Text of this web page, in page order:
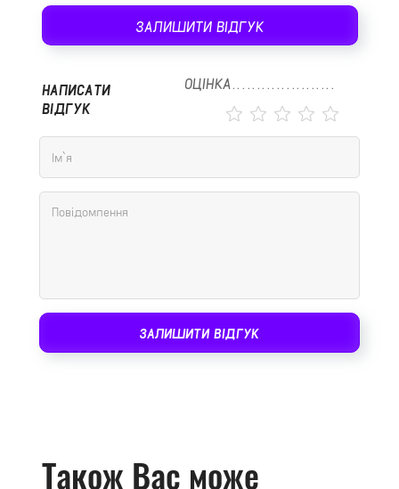
ЗАЛИШИТИ ВІДГУК
НАПИСАТИ
ВІДГУК
ОЦІНКА
ЗАЛИШИТИ ВІДГУК
Також Вас може